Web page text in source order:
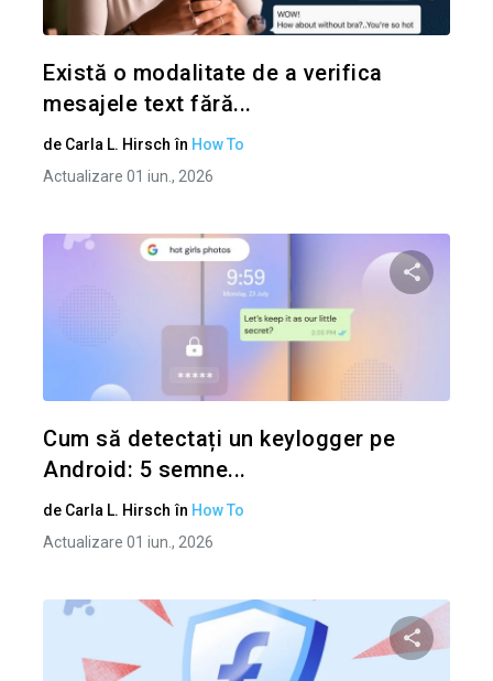
Există o modalitate de a verifica
mesajele text fără...
de Carla L. Hirsch în How To
Actualizare 01 iun., 2026
Cum să detectați un keylogger pe
Android: 5 semne...
de Carla L. Hirsch în How To
Actualizare 01 iun., 2026